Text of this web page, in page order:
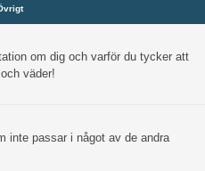
om dig och varför du tycker att
väder!
inte passar i något av de andra